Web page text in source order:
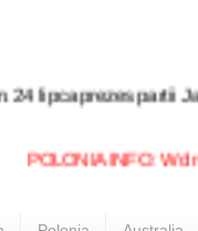
prezes partii
POLONIA INFO: W